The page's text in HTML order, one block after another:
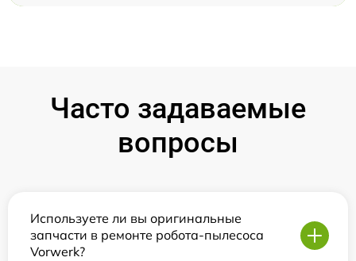
Часто задаваемые
вопросы
Используете ли вы оригинальные
запчасти в ремонте робота-пылесоса
Vorwerk?